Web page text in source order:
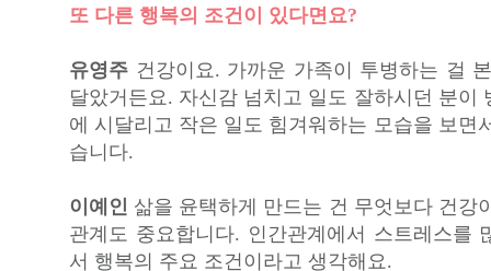
또 다른 행복의 조건이 있다면요?
유영주 건강이요. 가까운 가족이 투병하는 걸
달았거든요. 자신감 넘치고 일도 잘하시던 분이
에 시달리고 작은 일도 힘겨워하는 모습을 보면
습니다.
이예인 삶을 윤택하게 만드는 건 무엇보다 건강
관계도 중요합니다. 인간관계에서 스트레스를
서 행복의 주요 조건이라고 생각해요.